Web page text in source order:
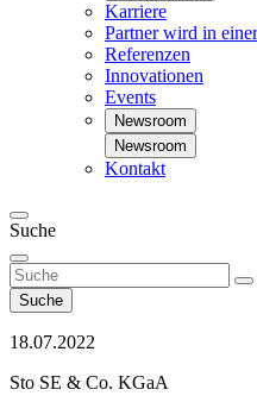
Karriere
Partnerwird in
Referenzen
Innovationen
Events
Newsroom
Newsroom
Kontakt
Suche
Suche
18.07.2022
Sto SE & Co. KGaA